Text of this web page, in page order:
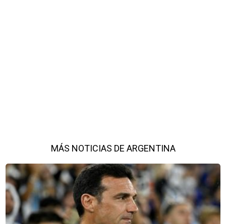
MÁS NOTICIAS DE ARGENTINA